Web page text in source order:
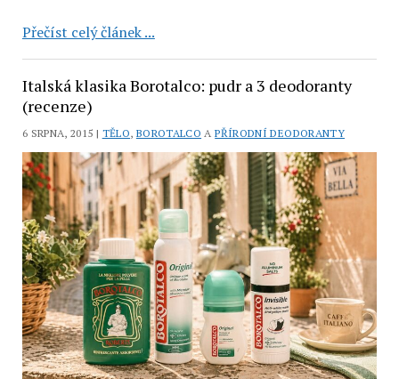
Přečíst celý článek ...Tělový
(recenze)
Italská klasika Borotalco: pudr a 3 deodoranty
(recenze)
6 SRPNA, 2015 | TĚLO, BOROTALCO APŘÍRODNÍ DEODORANTY